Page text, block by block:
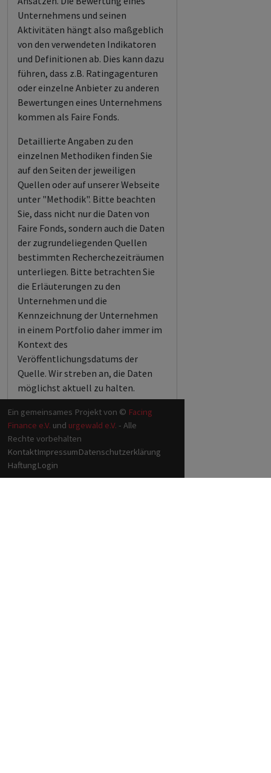
Unternehmens und seinen
Aktivitäten hängt also maßgeblich
von den verwendeten Indikatoren
und Definitionen ab. Dies kann dazu
führen, dass z.B. Ratingagenturen
oder einzelne Anbieter zu anderen
Bewertungen eines Unternehmens
kommen als Faire Fonds.
Detaillierte Angaben zu den
einzelnen Methodiken finden Sie
auf den Seiten der jeweiligen
Quellen oder auf unserer Webseite
unter "Methodik". Bitte beachten
Sie, dass nicht nur die Daten von
Faire Fonds, sondern auch die Daten
der zugrundeliegenden Quellen
bestimmten Recherchezeiträumen
unterliegen. Bitte betrachten Sie
die Erläuterungen zu den
Unternehmen und die
Kennzeichnung der Unternehmen
in einem Portfolio daher immer im
Kontext des
Veröffentlichungsdatums der
Quelle. Wir streben an, die Daten
möglichst aktuell zu halten.
Ein gemeinsames Projekt von © Facing
Finance e.V. und urgewald e.V. - Alle
Rechte vorbehalten
KontaktImpressumDatenschutzerklärung
HaftungLogin